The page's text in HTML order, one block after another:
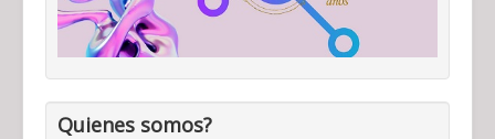
Quienes somos?